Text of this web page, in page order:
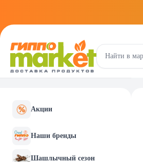
Акции
Наши бренды
Шашлычный сезон